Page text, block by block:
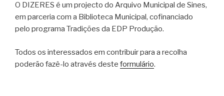
O DIZERES é um projecto do Arquivo Municipal de Sines,
em parceria com a Biblioteca Municipal, cofinanciado
pelo programa Tradições da EDP Produção.
Todos os interessados em contribuir para a recolha
poderão fazê-lo através deste formulário.